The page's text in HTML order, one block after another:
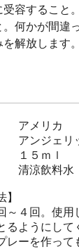
受容すること
何かが間違
を解放します
アメリカ
ンジェリッ
５ｍｌ
清涼飲料水
】
～４回。使用
るようにして
レーを作って